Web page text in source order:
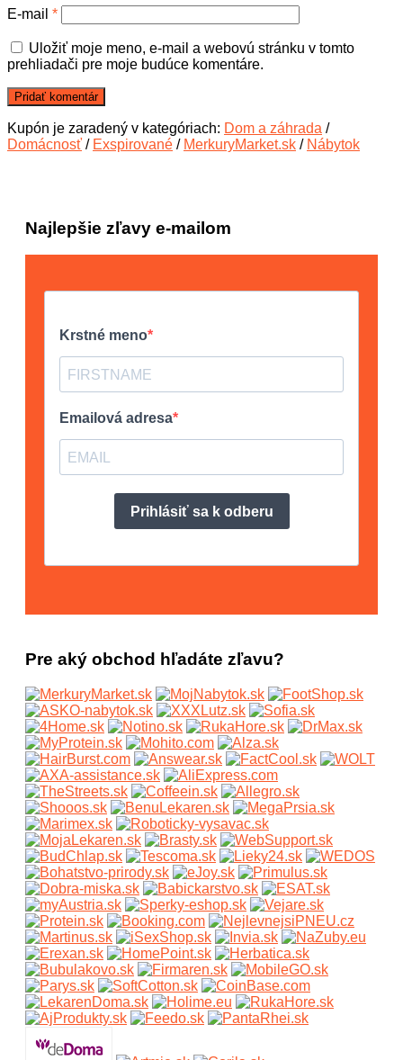
E-mail *
Uložiť moje meno, e-mail a webovú stránku v tomto
prehliadači pre moje budúce komentáre.
Kupón je zaradený v kategóriach: Dom a záhrada /
Domácnosť / Exspirované / MerkuryMarket.sk / Nábytok
Najlepšie zľavy e-mailom
Pre aký obchod hľadáte zľavu?